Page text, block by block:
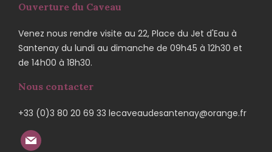
Ouverture du Caveau
Venez nous rendre visite au 22, Place du Jet d'Eau à
Santenay du lundi au dimanche de 09h45 à 12h30 et
de 14h00 à 18h30.
Nous contacter
+33 (0)3 80 20 69 33 lecaveaudesantenay@orange.fr